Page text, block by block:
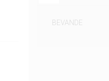
BEVANDE